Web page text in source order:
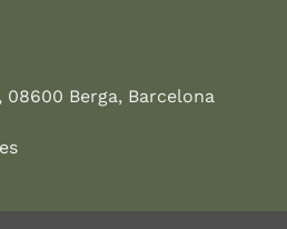
Berga, Barcelona